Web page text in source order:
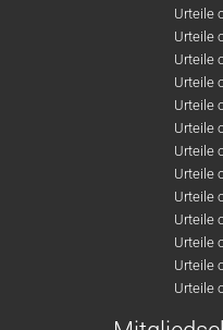
Urteile
Urteile
Urteile
Urteile
Urteile
Urteile
Urteile
Urteile
Urteile
Urteile
Urteile
Urteile
Urteile